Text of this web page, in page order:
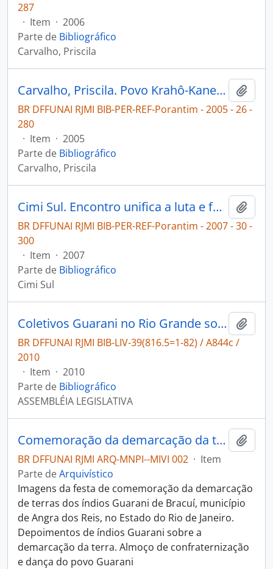
287
· Item · 2006
Parte de Bibliográfico
Carvalho, Priscila
Carvalho, Priscila. Povo Krahô-Kanela vai à justiça para exigir decisão da FUNAI [Porantim]
BR DFFUNAI RJMI BIB-PER-REF-Porantim - 2005 - 26 -
280
· Item · 2005
Parte de Bibliográfico
Carvalho, Priscila
Cimi Sul. Encontro unifica a luta e fortalece o povo Xetá [Porantim]
BR DFFUNAI RJMI BIB-PER-REF-Porantim - 2007 - 30 -
300
· Item · 2007
Parte de Bibliográfico
Cimi Sul
Coletivos Guarani no Rio Grande so Sul
BR DFFUNAI RJMI BIB-LIV-39(816.5=1-82) / A844c /
2010
· Item · 2010
Parte de Bibliográfico
ASSEMBLÉIA LEGISLATIVA
Comemoração da demarcação da terra indígena dos Guarani de Bracuí
BR DFFUNAI RJMI ARQ-MNPI--MIVI 002 · Item
Parte deArquivístico
Imagens da festa de comemoração da demarcação
de terras dos índios Guarani de Bracuí, município
de Angra dos Reis, no Estado do Rio de Janeiro.
Depoimentos de índios Guarani sobre a
demarcação da terra. Almoço de confraternização
e dança do povo Guarani